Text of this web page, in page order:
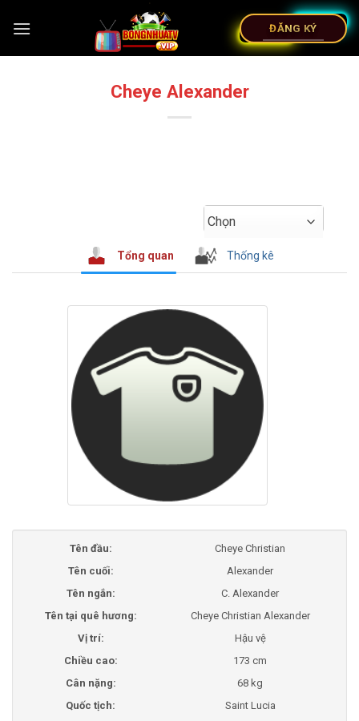
ĐĂNG KÝ
Cheye Alexander
Chọn
Tổng quan Thống kê
Tên đầu:
Cheye Christian
Tên cuối:
Alexander
Tên ngắn:
C. Alexander
Tên tại quê hương:
Cheye Christian Alexander
Vị trí:
Hậu vệ
Chiều cao:
173 cm
Cân nặng:
68 kg
Quốc tịch:
Saint Lucia